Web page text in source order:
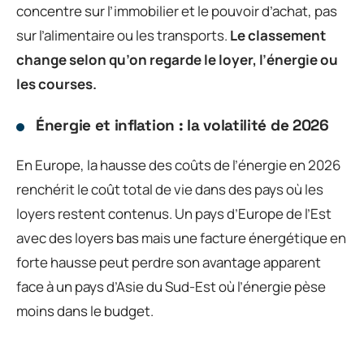
concentre sur l’immobilier et le pouvoir d’achat, pas
sur l’alimentaire ou les transports. Le classement
change selon qu’on regarde le loyer, l’énergie ou
les courses.
Énergie et inflation : la volatilité de 2026
En Europe, la hausse des coûts de l’énergie en 2026
renchérit le coût total de vie dans des pays où les
loyers restent contenus. Un pays d’Europe de l’Est
avec des loyers bas mais une facture énergétique en
forte hausse peut perdre son avantage apparent
face à un pays d’Asie du Sud-Est où l’énergie pèse
moins dans le budget.